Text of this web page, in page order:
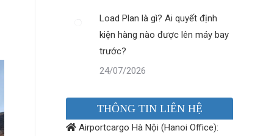
Load Plan là gì? Ai quyết định
kiện hàng nào được lên máy bay
trước?
24/07/2026
THÔNG TIN LIÊN HỆ
Airportcargo Hà Nội (Hanoi Office):